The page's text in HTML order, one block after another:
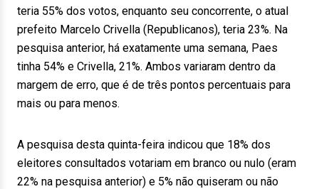
teria 55% dos votos, enquanto seu concorrente, o atual
prefeito Marcelo Crivella (Republicanos), teria 23%. Na
pesquisa anterior, há exatamente uma semana, Paes
tinha 54% e Crivella, 21%. Ambos variaram dentro da
margem de erro, que é de três pontos percentuais para
mais ou para menos.
A pesquisa desta quinta-feira indicou que 18% dos
eleitores consultados votariam em branco ou nulo (eram
22% na pesquisa anterior) e 5% não quiseram ou não